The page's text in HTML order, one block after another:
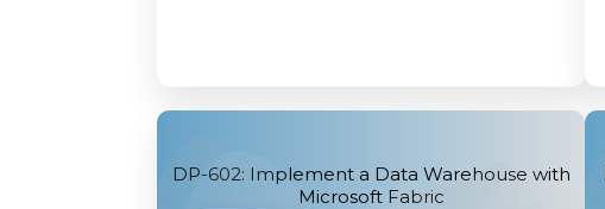
DP-602: Implement a Data Warehouse with
Microsoft Fabric